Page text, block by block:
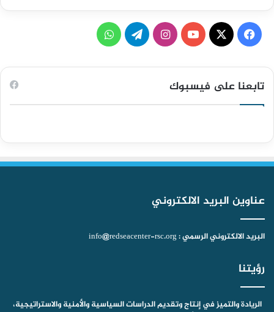
ف
س
ب
ك
o
u
u
e
ت
ر
م
ق
ا
س
ب
تابعنا على فيسبوك
عناوين البريد الالكتروني
البريد الالكتروني الرسمي : info@redseacenter-rsc.org
رؤيتنا
الريادة والتميز في إنتاج وتقديم الدراسات السياسية والأمنية والاستراتيجية،